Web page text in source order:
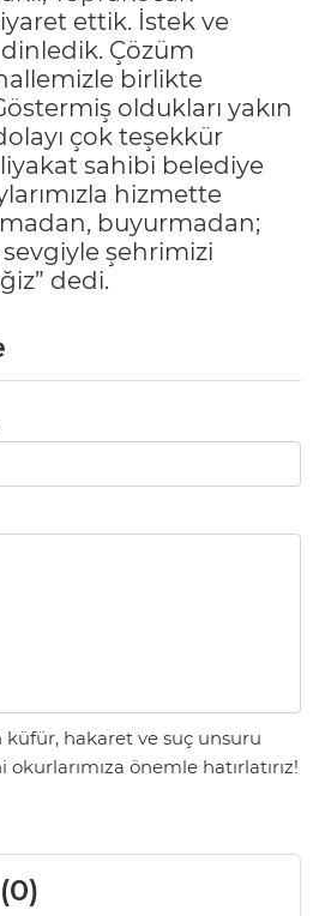
ettik. İstek ve
Çözüm
birlikte
oldukları yakın
çok teşekkür
sahibi belediye
hizmette
buyurmadan;
şehrimizi
dedi.
hakaret ve suç unsuru
önemle hatırlatırız!
0)